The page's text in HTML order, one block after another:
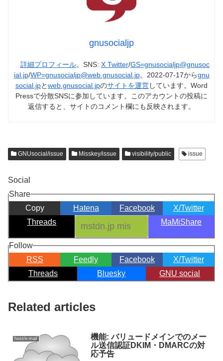
gnusocialjp
詳細プロフィール。SNS: X Twitter/GS=gnusocialjp@gnusoc
ial.jp/WP=gnusocialjp@web.gnusocial.jp。2022-07-17からgnu
social.jpとweb.gnusocial.jpのサイトを運営しています。Word
Pressで分散SNSに参加しています。このアカウントの投稿に
返信すると、サイトのコメント欄にも反映されます。
GNUsocial/issue Misskey/issue visibility/public issue
Social
Share
Copy
Hatena Facebook
X/Twitter
Threads
MaMiShare
Follow
RSS
Feedly Facebook
X/Twitter
Threads
Bluesky GNU social
Related articles
host/e-mail
機能: バリュードメインでのメー
ル送信認証DKIM・DMARCの対
応予告